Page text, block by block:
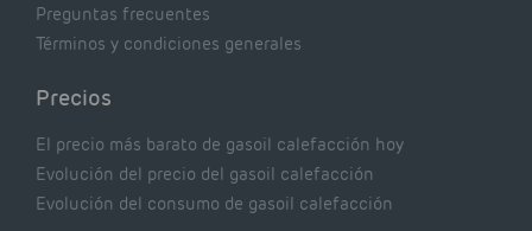
Preguntas frecuentes
Términos y condiciones generales
Precios
El precio más barato de gasoil calefacción hoy
Evolución del precio del gasoil calefacción
Evolución del consumo de gasoil calefacción